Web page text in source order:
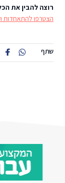
רוצה להבין את
הצטרפו להתאחדות
שתף